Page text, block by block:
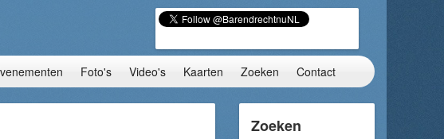
Foto's Video's Kaarten Zoeken Contact
Zoeken